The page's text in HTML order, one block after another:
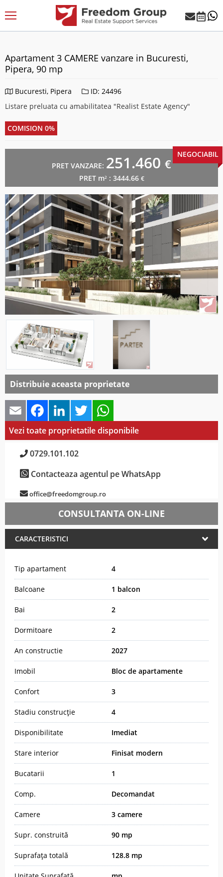
Apartament 3 CAMERE vanzare in Bucuresti,
Pipera, 90 mp
Bucuresti, Pipera
ID: 24496
Listare preluata cu amabilitatea "Realist Estate Agency"
COMISION 0%
PRET VANZARE: 251.460 €
PRET m2 : 3444.66 €
NEGOCIABIL
Distribuie aceasta proprietate
Email FacebookLinkedInTwitterWhatsApp
Vezi toate proprietatile disponibile
0729.101.102
Contacteaza agentul pe WhatsApp
office@freedomgroup.ro
CONSULTANTA ON-LINE
CARACTERISTICI
Tip apartament 4
Balcoane 1 balcon
Bai 2
Dormitoare 2
An constructie 2027
Imobil Bloc de apartamente
Confort 3
Stadiu construcție 4
Disponibilitate Imediat
Stare interior Finisat modern
Bucatarii 1
Comp. Decomandat
Camere 3 camere
Supr. construită 90 mp
Suprafața totală 128.8 mp